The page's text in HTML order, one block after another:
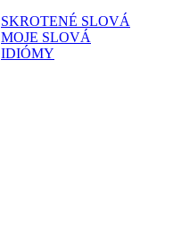
SKROTENÉ SLOVÁ
MOJE SLOVÁ
IDIÓMY